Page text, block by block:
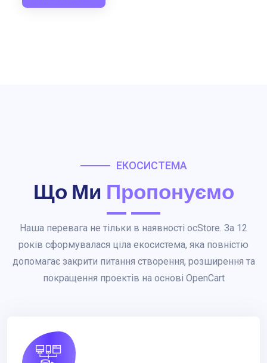
ЕКОСИСТЕМА
Що Ми Пропонуємо
Наша перевага не тільки в наявності ocStore. За 12
років сформувалася ціла екосистема, яка повністю
допомагає закрити питання створення, розширення та
покращення проектів на основі OpenCart